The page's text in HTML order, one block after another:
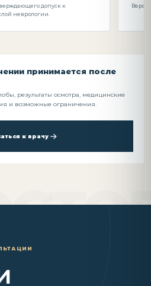
допуск к
неврологии.
принимается после
результаты осмотра, медицинские
и возможные ограничения.
к врачу